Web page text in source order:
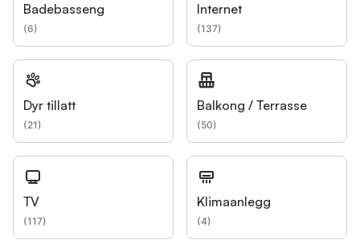
Badebasseng
(6)
Internet
(137)
Dyr tillatt
(21)
Balkong / Terrasse
(50)
TV
(117)
Klimaanlegg
(4)